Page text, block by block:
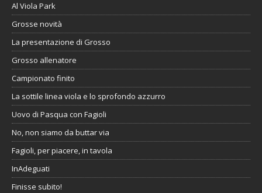
Al Viola Park
Grosse novità
La presentazione di Grosso
Grosso allenatore
Campionato finito
La sottile linea viola e lo sprofondo azzurro
Uovo di Pasqua con Fagioli
No, non siamo da buttar via
Fagioli, per piacere, in tavola
InAdeguati
Finisse subito!